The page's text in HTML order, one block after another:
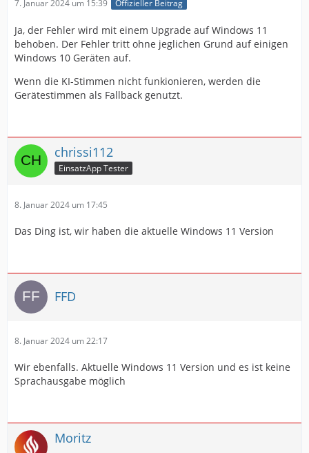
7. Januar 2024 um 15:39 Offizieller Beitrag
Ja, der Fehler wird mit einem Upgrade auf Windows 11
behoben. Der Fehler tritt ohne jeglichen Grund auf einigen
Windows 10 Geräten auf.
Wenn die KI-Stimmen nicht funkionieren, werden die
Gerätestimmen als Fallback genutzt.
chrissi112
EinsatzApp Tester
8. Januar 2024 um 17:45
Das Ding ist, wir haben die aktuelle Windows 11 Version
FFD
8. Januar 2024 um 22:17
Wir ebenfalls. Aktuelle Windows 11 Version und es ist keine
Sprachausgabe möglich
Moritz